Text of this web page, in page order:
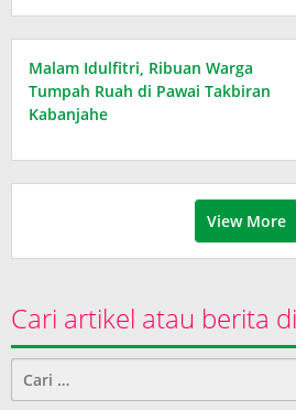
Malam Idulfitri, Ribuan Warga
Tumpah Ruah di Pawai Takbiran
Kabanjahe
View More
Cari artikel atau berita
Cari